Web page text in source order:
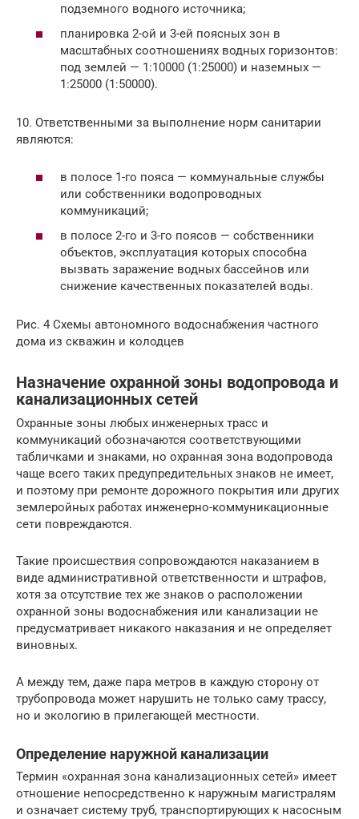
подземного водного источника;
планировка 2-ой и 3-ей поясных зон в
масштабных соотношениях водных горизонтов:
под землей — 1:10000 (1:25000) и наземных —
1:25000 (1:50000).
10. Ответственными за выполнение норм санитарии
являются:
в полосе 1-го пояса — коммунальные службы
или собственники водопроводных
коммуникаций;
в полосе 2-го и 3-го поясов — собственники
объектов, эксплуатация которых способна
вызвать заражение водных бассейнов или
снижение качественных показателей воды.
Рис. 4 Схемы автономного водоснабжения частного
дома из скважин и колодцев
Назначение охранной зоны водопровода и
канализационных сетей
Охранные зоны любых инженерных трасс и
коммуникаций обозначаются соответствующими
табличками и знаками, но охранная зона водопровода
чаще всего таких предупредительных знаков не имеет,
и поэтому при ремонте дорожного покрытия или других
землеройных работах инженерно-коммуникационные
сети повреждаются.
Такие происшествия сопровождаются наказанием в
виде административной ответственности и штрафов,
хотя за отсутствие тех же знаков о расположении
охранной зоны водоснабжения или канализации не
предусматривает никакого наказания и не определяет
виновных.
А между тем, даже пара метров в каждую сторону от
трубопровода может нарушить не только саму трассу,
но и экологию в прилегающей местности.
Определение наружной канализации
Термин «охранная зона канализационных сетей» имеет
отношение непосредственно к наружным магистралям
и означает систему труб, транспортирующих к насосным